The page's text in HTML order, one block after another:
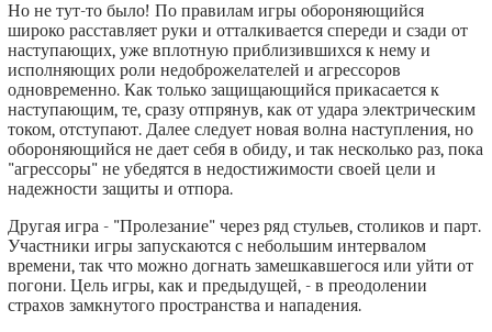
Но не тут-то было! По правилам игры обороняющийся
широко расставляет руки и отталкивается спереди и сзади от
наступающих, уже вплотную приблизившихся к нему и
исполняющих роли недоброжелателей и агрессоров
одновременно. Как только защищающийся прикасается к
наступающим, те, сразу отпрянув, как от удара электрическим
током, отступают. Далее следует новая волна наступления, но
обороняющийся не дает себя в обиду, и так несколько раз, пока
"агрессоры" не убедятся в недостижимости своей цели и
надежности защиты и отпора.
Другая игра - "Пролезание" через ряд стульев, столиков и парт.
Участники игры запускаются с небольшим интервалом
времени, так что можно догнать замешкавшегося или уйти от
погони. Цель игры, как и предыдущей, - в преодолении
страхов замкнутого пространства и нападения.